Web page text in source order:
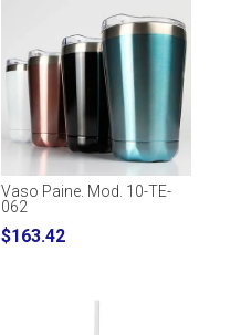
Vaso Paine. Mod. 10-TE-
062
$163.42